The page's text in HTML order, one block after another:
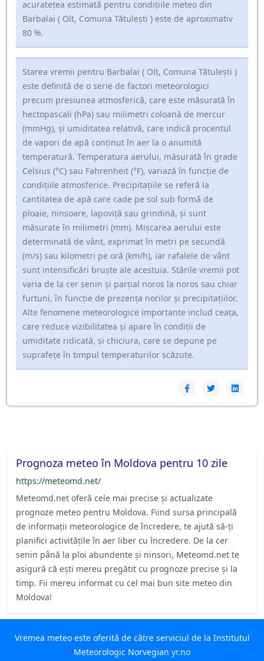
acuratețea estimată pentru condițiile meteo din
Barbalai ( Olt, Comuna Tătuleşti ) este de aproximativ
80 %.
Starea vremii pentru Barbalai ( Olt, Comuna Tătuleşti )
este definită de o serie de factori meteorologici
precum presiunea atmosferică, care este măsurată în
hectopascali (hPa) sau milimetri coloană de mercur
(mmHg), și umiditatea relativă, care indică procentul
de vapori de apă conținut în aer la o anumită
temperatură. Temperatura aerului, măsurată în grade
Celsius (°C) sau Fahrenheit (°F), variază în funcție de
condițiile atmosferice. Precipitațiile se referă la
cantitatea de apă care cade pe sol sub formă de
ploaie, ninsoare, lapoviță sau grindină, și sunt
măsurate în milimetri (mm). Mișcarea aerului este
determinată de vânt, exprimat în metri pe secundă
(m/s) sau kilometri pe oră (km/h), iar rafalele de vânt
sunt intensificări bruște ale acestuia. Stările vremii pot
varia de la cer senin și parțial noros la noros sau chiar
furtuni, în funcție de prezența norilor și precipitațiilor.
Alte fenomene meteorologice importante includ ceața,
care reduce vizibilitatea și apare în condiții de
umiditate ridicată, și chiciura, care se depune pe
suprafețe în timpul temperaturilor scăzute.
Prognoza meteo în Moldova pentru 10 zile
https://meteomd.net/
Meteomd.net oferă cele mai precise și actualizate
prognoze meteo pentru Moldova. Fiind sursa principală
de informații meteorologice de încredere, te ajută să-ți
planifici activitățile în aer liber cu încredere. De la cer
senin până la ploi abundente și ninsori, Meteomd.net te
asigură că ești mereu pregătit cu prognoze precise și la
timp. Fii mereu informat cu cel mai bun site meteo din
Moldova!
Vremea meteo este oferită de către serviciul de la Institutul
Meteorologic Norvegian yr.no